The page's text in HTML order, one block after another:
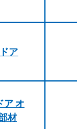
ア
オ
材